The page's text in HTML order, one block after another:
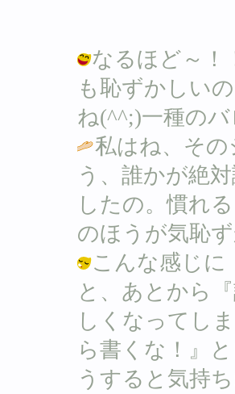
なるほど～！
も恥ずかしい
ね(^^;)一種のバ
私はね、そ
う、誰かが絶
したの。慣れ
のほうが気恥
こんな感じに
と、あとから
しくなってし
ら書くな！』
うすると気持